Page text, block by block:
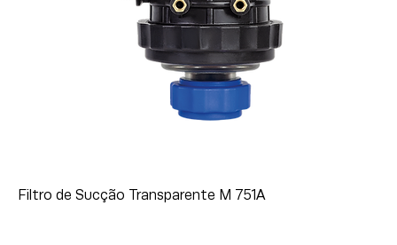
Filtro de Sucção Transparente M 751A